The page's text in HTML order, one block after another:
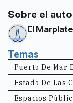
Sobre el
El
Temas
Puerto De Mar
Estado De Las
Espacios